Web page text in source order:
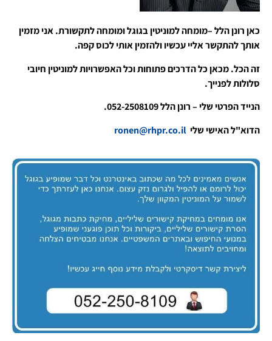
כאן רונן הלל –מומחה למוניטין בגוגל ומומחה לתקשורת. אני מזמין
אותך להתקשר אליי עכשיו ולהזמין אותי לכוס קפה.
זה הכל. מכאן כל הדרכים פתוחות וכל האפשרויות למוניטין חיובי
סלולות לפנייך.
הנייד הפרטי שלי – רונן הלל 052-2508109.
הדוא"ל האישי שלי